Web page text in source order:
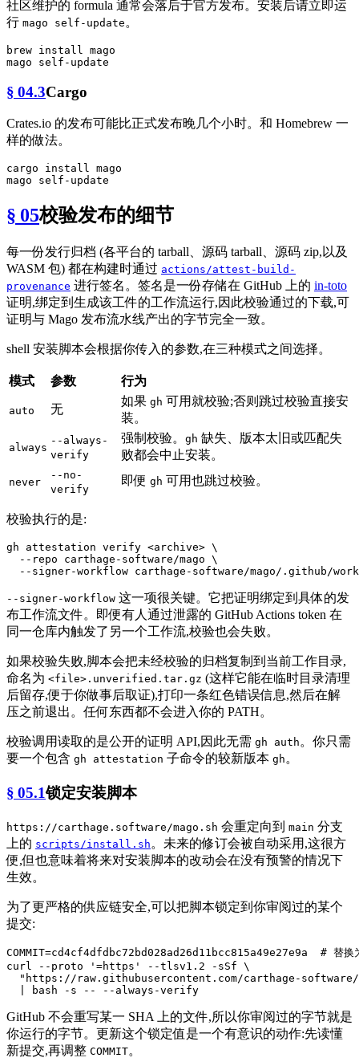
社区维护的 formula 通常会落后于官方发布。安装后请立即运
行 mago self-update 。
brew install mago
§ 04.3Cargo
Crates.io 的发布可能比正式发布晚几个小时。和 Homebrew 一
样的做法。
cargo install mago
§ 05校验发布的细节
每一份发行归档 (各平台的 tarball、源码 tarball、源码 zip,以及
WASM 包) 都在构建时通过 actions/attest-build-
provenance 进行签名。签名是一份存储在 GitHub 上的 in-toto
证明,绑定到生成该工件的工作流运行,因此校验通过的下载,可
证明与 Mago 发布流水线产出的字节完全一致。
shell 安装脚本会根据你传入的参数,在三种模式之间选择。
模式 参数 行为
auto 无
如果 gh 可用就校验;否则跳过校验直接安
装。
always
--always-
verify
强制校验。 gh 缺失、版本太旧或匹配失
败都会中止安装。
never
--no-
verify
即便 gh 可用也跳过校验。
校验执行的是:
gh attestation verify <archive> \
  --repo carthage-software/mago \
--signer-workflow 这一项很关键。它把证明绑定到具体的发
布工作流文件。即便有人通过泄露的 GitHub Actions token 在
同一仓库内触发了另一个工作流,校验也会失败。
如果校验失败,脚本会把未经校验的归档复制到当前工作目录,
命名为 <file>.unverified.tar.gz (这样它能在临时目录清理
后留存,便于你做事后取证),打印一条红色错误信息,然后在解
压之前退出。任何东西都不会进入你的 PATH。
校验调用读取的是公开的证明 API,因此无需 gh auth 。你只需
要一个包含 gh attestation 子命令的较新版本 gh 。
§ 05.1锁定安装脚本
https://carthage.software/mago.sh 会重定向到 main 分支
上的 scripts/install.sh 。未来的修订会被自动采用,这很方
便,但也意味着将来对安装脚本的改动会在没有预警的情况下
生效。
为了更严格的供应链安全,可以把脚本锁定到你审阅过的某个
提交:
COMMIT=cd4cf4dfdbc72bd028ad26d11bcc815a49e27e9a # 替换
curl --proto
'=https'
--tlsv1.2 -sSf \
"https://raw.githubusercontent.com/carthage-software/
GitHub 不会重写某一 SHA 上的文件,所以你审阅过的字节就是
你运行的字节。更新这个锁定值是一个有意识的动作:先读懂
新提交,再调整 COMMIT。